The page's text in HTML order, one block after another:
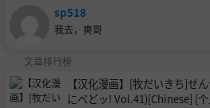
sp518
我去，爽哥
文章排行榜
【汉化漫画】[牧だいきち]せ
にぺどッ! Vol.41)[Chinese] [